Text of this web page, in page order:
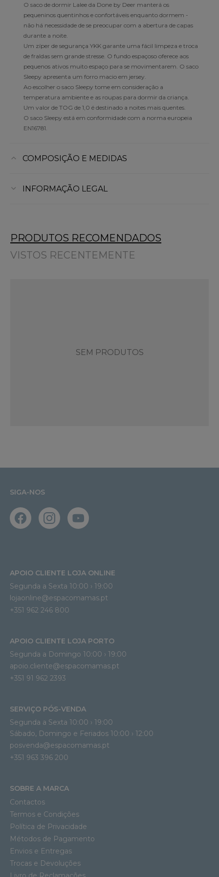
O saco de dormir Lalee da Done by Deer manterá os
pequeninos quentinhos e confortáveis enquanto dormem -
não há necessidade de se preocupar com a abertura de capas
durante a noite.
Um zíper de segurança YKK garante uma fácil limpeza e troca
de fraldas sem grande stresse. O fundo espaçoso oferece aos
pequenos ativos muito espaço para se movimentarem. O saco
Sleepy apresenta um forro macio em jersey.
Ao escolher o saco Sleepy tome em consideração a
temperatura ambiente e as roupas para dormir da criança.
Um valor de TOG de 1,0 é destinado a noites mais quentes.
O saco Sleepy está em conformidade com a norma europeia
EN16781.
COMPOSIÇÃO E MEDIDAS
INFORMAÇÃO LEGAL
PRODUTOS RECOMENDADOS
VISTOS RECENTEMENTE
SEM PRODUTOS
SIGA-NOS
APOIO CLIENTE LOJA ONLINE
Segunda a Sexta 10:00 › 19:00
lojaonline@espacomamas.pt
+351 962 246 800
APOIO CLIENTE LOJA PORTO
Segunda a Domingo 10:00 › 19:00
apoio.cliente@espacomamas.pt
+351 91 962 2393
SERVIÇO PÓS-VENDA
Segunda a Sexta 10:00 › 19:00
Sábado, Domingo e Feriados 10:00 › 12:00
posvenda@espacomamas.pt
+351 963 396 200
SOBRE A MARCA
Contactos
Termos e Condições
Política de Privacidade
Métodos de Pagamento
Envios e Entregas
Trocas e Devoluções